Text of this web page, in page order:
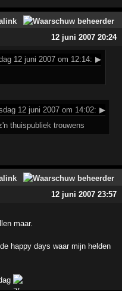
12 juni 2007 20:24
12 juni 2007 om 12:14: ▶
12 juni 2007 om 14:02: ▶
thuispubliek trouwens
12 juni 2007 23:57
maar.
happy days waar mijn helden